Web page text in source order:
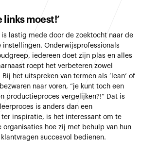
links moest!’
is lastig mede door de zoektocht naar de
Onderwijsprofessionals
iedereen doet zijn plas en alles
roept het verbeteren zowel
het uitspreken van termen als ‘lean’ of
naar voren, “je kunt toch een
productieproces vergelijken?!” Dat is
is anders dan een
inspiratie, is het interessant om te
organisaties hoe zij met behulp van hun
succesvol bedienen.